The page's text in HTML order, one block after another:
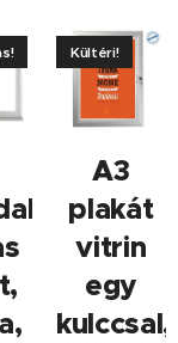
A3
plakát
vitrin
egy
kulccsal,
Kültéri!